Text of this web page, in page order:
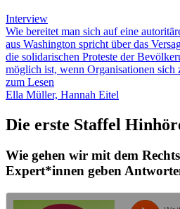
Interview
Wie bereitet man sich auf eine
aus Washington spricht über das
die solidarischen Proteste der
möglich ist, wenn Organisationen sich
zum Lesen
Ella Müller, Hannah Eitel
Die erste Staffel
Wie gehen wir mit dem
Expert*innen geben